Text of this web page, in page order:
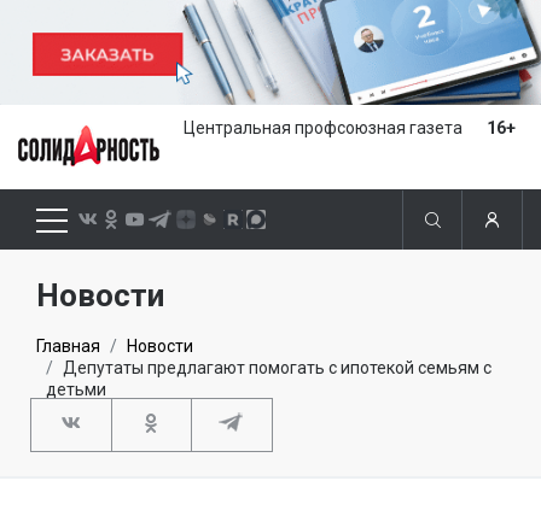
Центральная профсоюзная газета 16+
Новости
Главная
Новости
Депутаты предлагают помогать с ипотекой семьям с
детьми